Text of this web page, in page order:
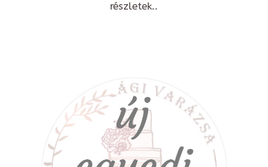
részletek..